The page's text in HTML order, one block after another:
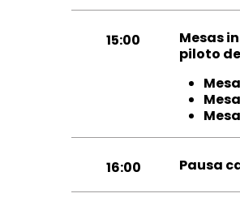
15:00
Mesas
piloto
16:00 Pausa